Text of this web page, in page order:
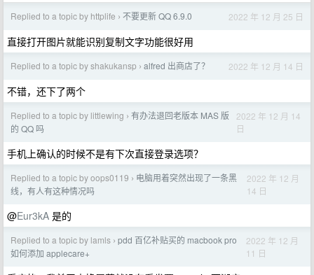
Replied to a topic by httplife › 不要更新 QQ 6.9.0 2022 年 12 月 25 日
直接打开图片就能识别复制文字功能很好用
Replied to a topic by shakukansp › alfred 出商店了？ 2022 年 12 月 14 日
不错，还下了两个
Replied to a topic by littlewing › 有办法退回老版本 MAS 版
的 QQ 吗
2022 年 12 月 14
日
手机上确认的时候不是有下次直接登录选项？
Replied to a topic by oops0119 › 电脑用着突然出现了一条黑
线，有人有这种情况吗
2022 年 12 月
14 日
@Eur3kA 是的
Replied to a topic by lamls › pdd 百亿补贴买的 macbook pro
如何添加 applecare+
2022 年 12 月
11 日